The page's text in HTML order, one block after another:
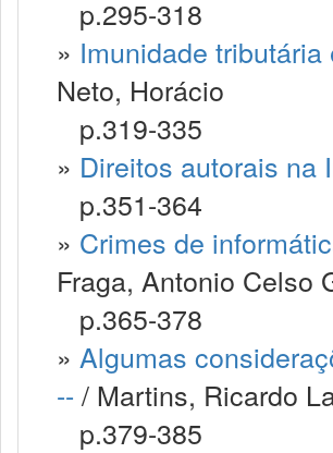
p.295-318
» Imunidade
Neto, Horácio
p.319-335
» Direitos autorais na
p.351-364
» Crimes de
Fraga, Antonio Celso
p.365-378
» Algumas
-- / Martins, Ricardo
p.379-385